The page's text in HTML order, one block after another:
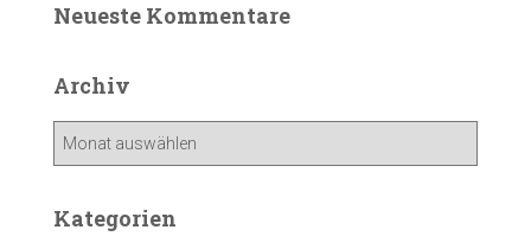
Neueste Kommentare
Archiv
h
Kategorien